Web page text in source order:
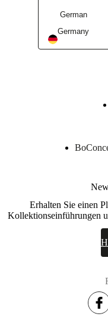
lackiert/lackiert
lackiert
erfahren
German
Germany
Erhalten Sie einen
Kollektionseinführungen